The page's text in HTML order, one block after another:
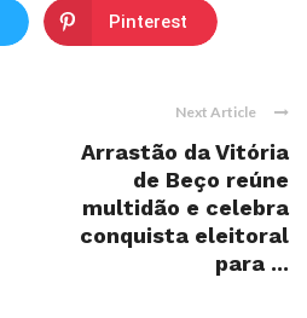
Pinterest
Next Article
Arrastão da Vitória
de Beço reúne
multidão e celebra
conquista eleitoral
para ...